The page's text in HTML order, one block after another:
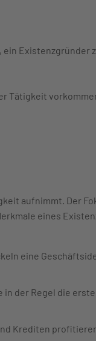
Existenzgründer
Tätigkeit
aufnimmt. Der
eines
eine
der Regel die
Krediten